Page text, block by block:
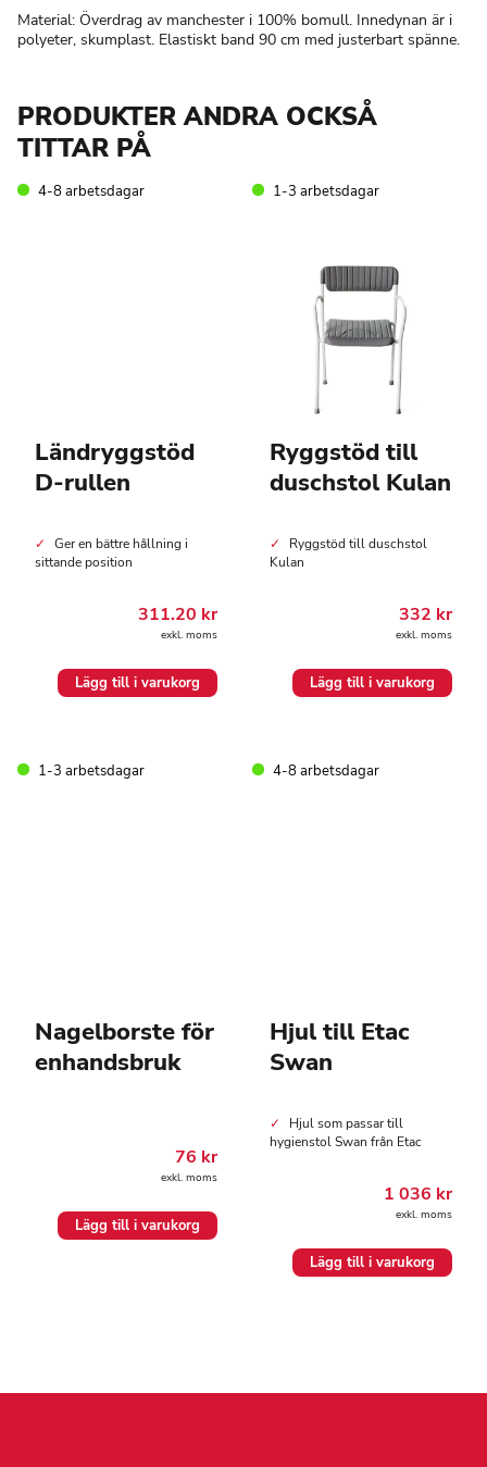
Material: Överdrag av manchester i 100% bomull. Innedynan är i
polyeter, skumplast. Elastiskt band 90 cm med justerbart spänne.
PRODUKTER ANDRA OCKSÅ
TITTAR PÅ
4-8 arbetsdagar
Ländryggstöd
D-rullen
Ger en bättre hållning i
sittande position
311.20 kr
exkl. moms
Lägg till i varukorg
1-3 arbetsdagar
Ryggstöd till
duschstol Kulan
Ryggstöd till duschstol
Kulan
332 kr
exkl. moms
Lägg till i varukorg
1-3 arbetsdagar
Nagelborste för
enhandsbruk
76 kr
exkl. moms
Lägg till i varukorg
4-8 arbetsdagar
Hjul till Etac
Swan
Hjul som passar till
hygienstol Swan från Etac
1 036 kr
exkl. moms
Lägg till i varukorg